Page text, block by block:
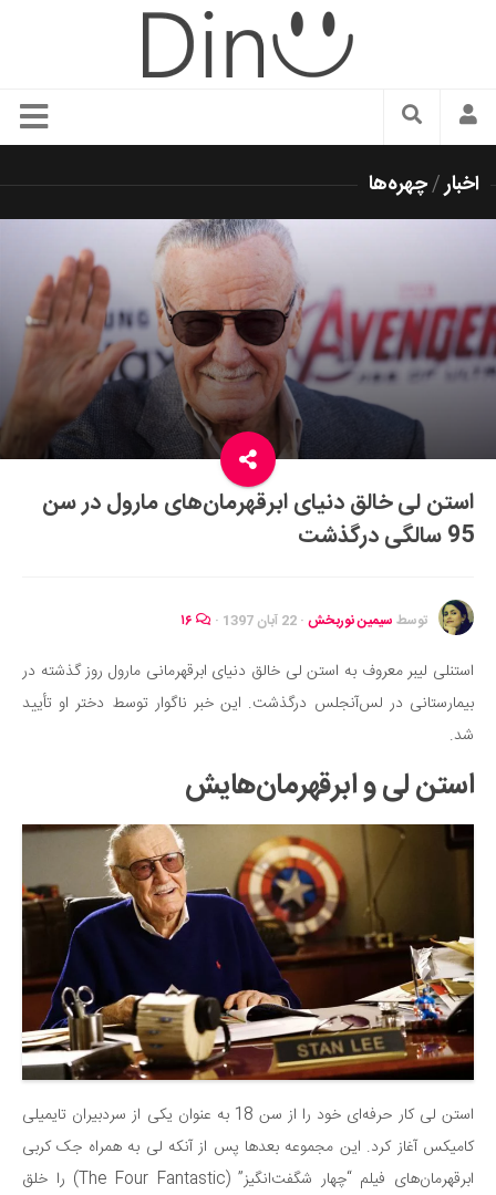
سبک زندگی
شیک پوشی
دکوراسیون و چیدمان
غذا
رستوران گردی
سفر و گردشگری
ایران گردی
جهان گردی
موفقیت و مهارت‌های فردی
تغذیه سالم
بیماری و درمان
کودک و مادر
ورزش و تندرستی
مراکز پزشکی و دارویی
فرهنگ و هنر
سینما و تئاتر
تلویزیون
موسیقی
چهره‌ها
عکاسی و هنرهای تجسمی
کتاب و کتاب‌خوانی
اخبار/چهره‌ها
استن لی خالق دنیای ابرقهرمان‌های مارول در سن
95 سالگی درگذشت
توسط سیمین نوربخش · 22 آبان 1397 ·
استنلی لیبر معروف به استن لی خالق دنیای ابرقهرمانی مارول روز گذشته در
بیمارستانی در لس‌آنجلس درگذشت. این خبر ناگوار توسط دختر او تأیید
شد.
استن لی و ابرقهرمان‌هایش
استن لی کار حرفه‌ای خود را از سن 18 به عنوان یکی از سردبیران تایمیلی
کامیکس آغاز کرد. این مجموعه بعدها پس از آنکه لی به همراه جک کربی
ابرقهرمان‌های فیلم “چهار شگفت‌انگیز” (The Four Fantastic) را خلق